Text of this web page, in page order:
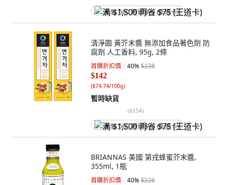
满 $1,500 再省 $75 (王道卡)
清淨園 黃芥末醬 無添加食品著色劑 防
腐劑 人工香料, 95g, 2條
首購折扣價 40%$238
$142
($74.74/100g)
暫時缺貨
(6154)
满 $1,500 再省 $75 (王道卡)
BRIANNAS 美國 第戎蜂蜜芥末醬,
355ml, 1瓶
首購折扣價 40%$226